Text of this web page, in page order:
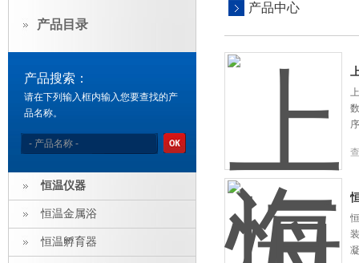
产品目录
产品搜索：
请在下列输入框内输入您要查找的产
品名称。
恒温仪器
恒温金属浴
恒温孵育器
产品中心